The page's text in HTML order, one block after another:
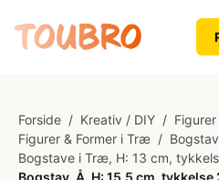
Forside / Kreativ / DIY /
Figurer & Former i Træ /
Bogstave i Træ, H: 13 cm,
Bogstav, Å, H: 15,5 cm, tykkelse